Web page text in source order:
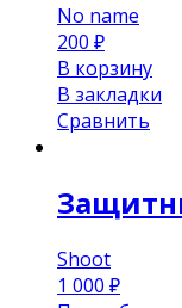
No name
200 ₽
В корзину
В закладки
Сравнить
Shoot
1 000 ₽